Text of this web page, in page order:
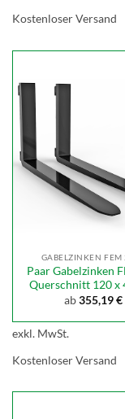
Kostenloser Versand
GABELZINKEN FEM
Paar Gabelzinken
Querschnitt 120 x
ab355,19€
exkl. MwSt.
Kostenloser Versand